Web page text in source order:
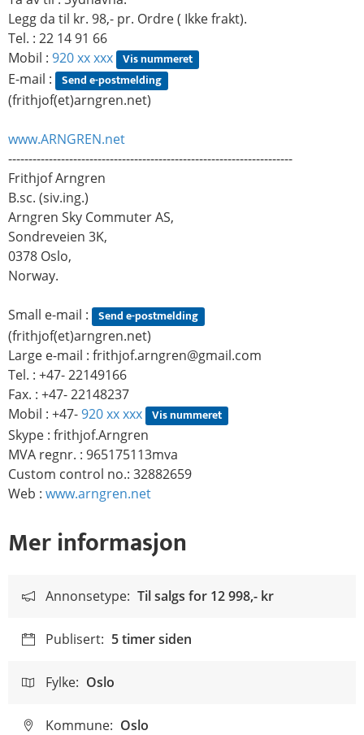
Legg da til kr. 98,- pr. Ordre ( Ikke frakt).
Tel. : 22 14 91 66
Mobil : 920 xx xxx Vis nummeret
E-mail : Send e-postmelding
(frithjof(et)arngren.net)
www.ARNGREN.net
----------------------------------------------------------------------
Frithjof Arngren
B.sc. (siv.ing.)
Arngren Sky Commuter AS,
Sondreveien 3K,
0378 Oslo,
Norway.
Small e-mail : Send e-postmelding
(frithjof(et)arngren.net)
Large e-mail : frithjof.arngren@gmail.com
Tel. : +47- 22149166
Fax. : +47- 22148237
Mobil : +47-920 xx xxx Vis nummeret
Skype : frithjof.Arngren
MVA regnr. : 965175113mva
Custom control no.: 32882659
Web : www.arngren.net
Mer informasjon
Annonsetype: Til salgs for 12 998,- kr
Publisert: 5 timer siden
Fylke: Oslo
Kommune: Oslo